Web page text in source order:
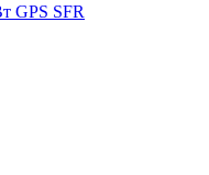
GPS SFR